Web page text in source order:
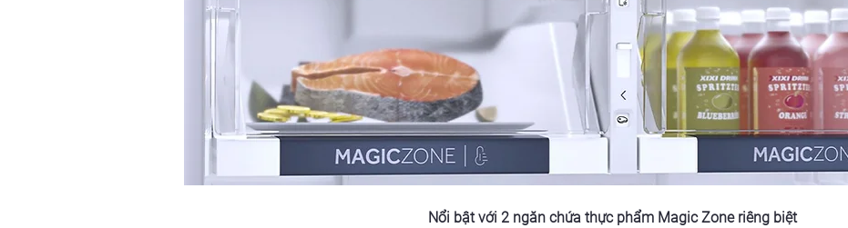
Nổi bật với 2 ngăn chứa thực phẩm Magic Zone riêng biệt